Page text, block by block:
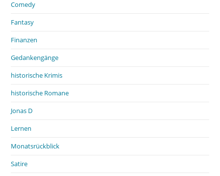
Comedy
Fantasy
Finanzen
Gedankengänge
historische Krimis
historische Romane
Jonas D
Lernen
Monatsrückblick
Satire